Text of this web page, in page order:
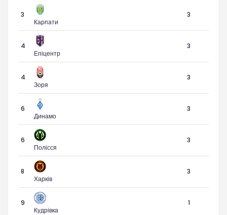
3
Карпати
3
4
Епіцентр
3
4
Зоря
3
6
Динамо
3
6
Полісся
3
8
Харків
3
9
Кудрівка
1